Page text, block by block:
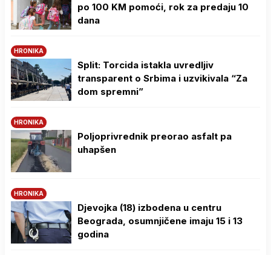
po 100 KM pomoći, rok za predaju 10
dana
HRONIKA
Split: Torcida istakla uvredljiv
transparent o Srbima i uzvikivala “Za
dom spremni”
HRONIKA
Poljoprivrednik preorao asfalt pa
uhapšen
HRONIKA
Djevojka (18) izbodena u centru
Beograda, osumnjičene imaju 15 i 13
godina